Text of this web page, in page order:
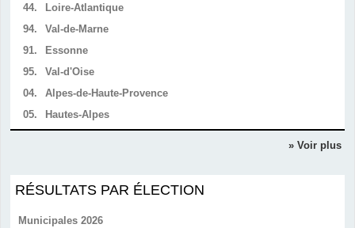
44.
Loire-Atlantique
94.
Val-de-Marne
91.
Essonne
95.
Val-d'Oise
04.
Alpes-de-Haute-Provence
05.
Hautes-Alpes
» Voir plus
RÉSULTATS PAR ÉLECTION
Municipales 2026